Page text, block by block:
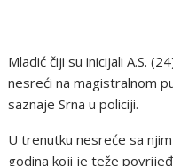
Mladić čiji su inicijali A.S.
nesreći na magistralnom
saznaje Srna u policiji.
U trenutku nesreće sa
godina koji je teže